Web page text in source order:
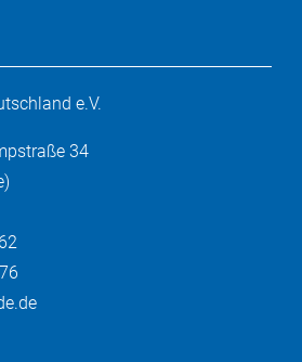
e.V.
34